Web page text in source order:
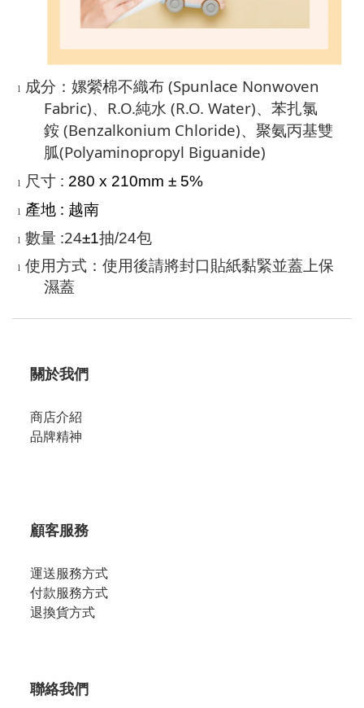
l 成分：嫘縈棉不織布 (Spunlace Nonwoven
Fabric)、 R.O.純水 (R.O. Water)、苯扎氯
銨 (Benzalkonium Chloride)、聚氨丙基雙
胍(Polyaminopropyl Biguanide)
l 尺寸 : 280 x 210mm ± 5%
l 產地 : 越南
l 數量 :24±1抽/24包
l
使用方式：使用後請將封口貼紙黏緊並蓋上保
濕蓋
關於我們
商店介紹
品牌精神
顧客服務
運送服務方式
付款服務方式
退換貨方式
聯絡我們